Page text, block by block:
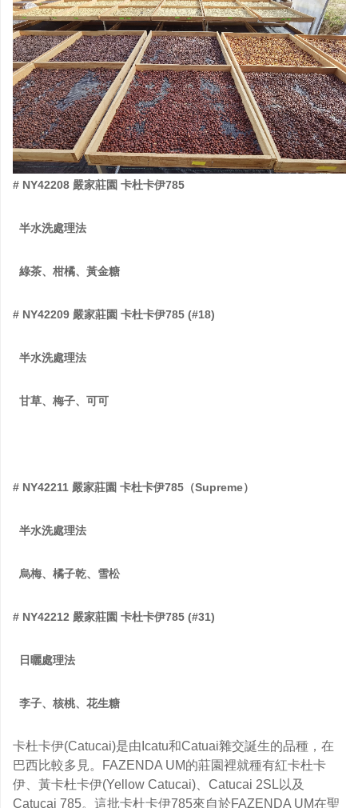
# NY42208 嚴家莊園 卡杜卡伊785
半水洗處理法
綠茶、柑橘、黃金糖
# NY42209 嚴家莊園 卡杜卡伊785 (#18)
半水洗處理法
甘草、梅子、可可
# NY42211 嚴家莊園 卡杜卡伊785 （Supreme）
半水洗處理法
烏梅、橘子乾、雪松
# NY42212 嚴家莊園 卡杜卡伊785 (#31)
日曬處理法
李子、核桃、花生糖
卡杜卡伊(Catucai)是由Icatu和Catuai雜交誕生的品種，在
巴西比較多見。FAZENDA UM的莊園裡就種有紅卡杜卡
伊、黃卡杜卡伊(Yellow Catucai)、Catucai 2SL以及
Catucai 785。這批卡杜卡伊785來自於FAZENDA UM在聖